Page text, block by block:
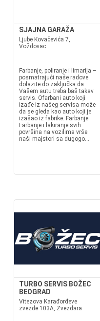
SJAJNA GARAŽA
Ljube Kovačevića 7,
Voždovac
Farbanje, poliranje i limarija –
posmatrajući naše radove
dolazite do zaključka da
Vašem autu treba baš takav
servis. Ofarbani auto koji
izađe iz našeg servisa može
da se gleda kao auto koji je
izašao iz fabrike. Farbanje
Farbanje i lakiranje svih
površina na vozilima vrše
naši majstori sa dugogo...
TURBO SERVIS BOŽEC
BEOGRAD
Vitezova Karađorđeve
zvezde 103A, Zvezdara